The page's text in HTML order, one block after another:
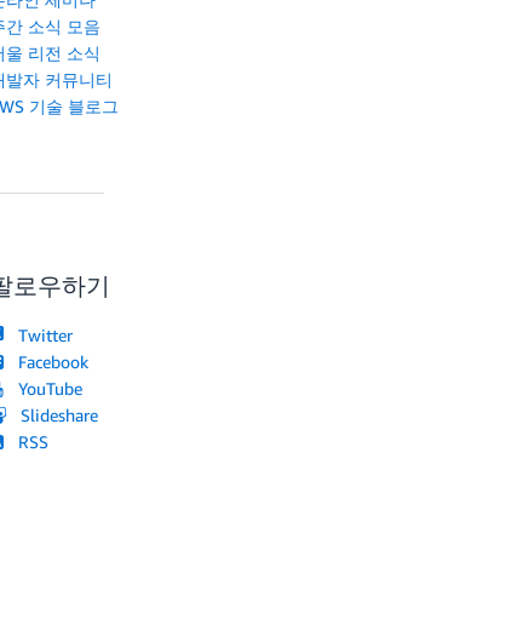
간 소식 모음
울 리전 소식
발자 커뮤니티
기술 블로그
로우하기
Twitter
Facebook
YouTube
Slideshare
RSS